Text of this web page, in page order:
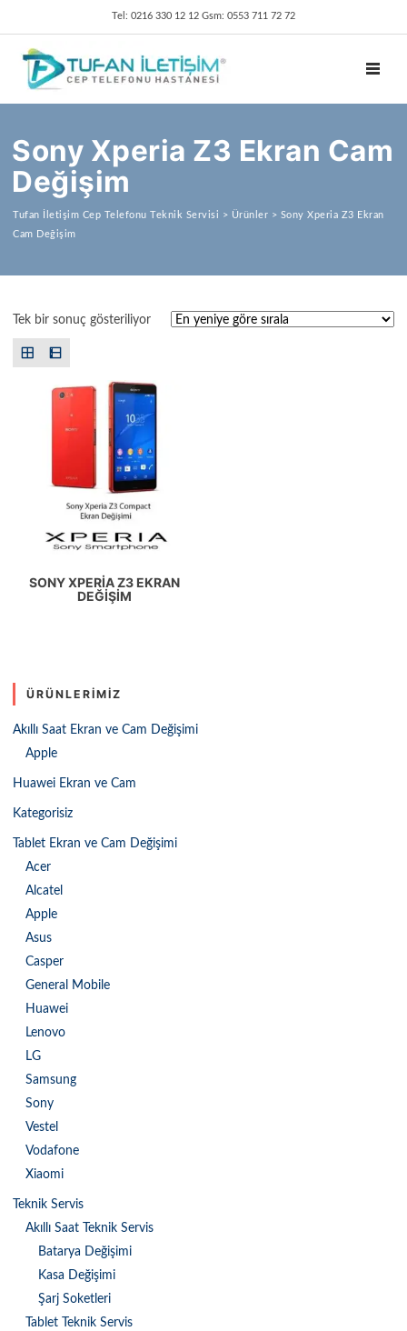
Tel: 0216 330 12 12 Gsm: 0553 711 72 72
Sony Xperia Z3 Ekran Cam
Değişim
Tufan İletişim Cep Telefonu Teknik Servisi > Ürünler > Sony Xperia Z3 Ekran
Cam Değişim
Tek bir sonuç gösteriliyor
SONY XPERIA Z3 EKRAN
DEĞIŞIM
ÜRÜNLERIMIZ
Akıllı Saat Ekran ve Cam Değişimi
Apple
Huawei Ekran ve Cam
Kategorisiz
Tablet Ekran ve Cam Değişimi
Acer
Alcatel
Apple
Asus
Casper
General Mobile
Huawei
Lenovo
LG
Samsung
Sony
Vestel
Vodafone
Xiaomi
Teknik Servis
Akıllı Saat Teknik Servis
Batarya Değişimi
Kasa Değişimi
Şarj Soketleri
Tablet Teknik Servis